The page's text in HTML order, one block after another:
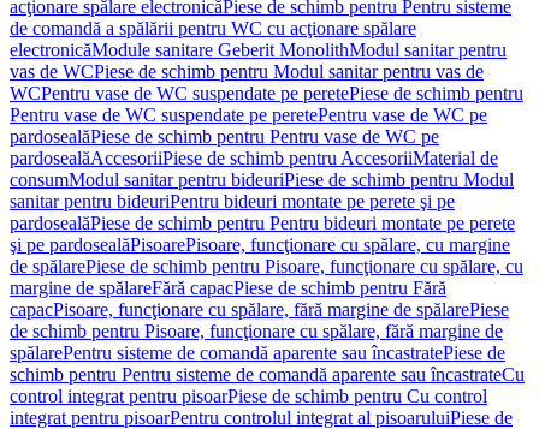
acţionare spălare electronicăPiese de schimb pentru Pentru sisteme
de comandă a spălării pentru WC cu acţionare spălare
electronicăModule sanitare Geberit MonolithModul sanitar pentru
vas de WCPiese de schimb pentru Modul sanitar pentru vas de
WCPentru vase de WC suspendate pe peretePiese de schimb pentru
Pentru vase de WC suspendate pe peretePentru vase de WC pe
pardosealăPiese de schimb pentru Pentru vase de WC pe
pardosealăAccesoriiPiese de schimb pentru AccesoriiMaterial de
consumModul sanitar pentru bideuriPiese de schimb pentru Modul
sanitar pentru bideuriPentru bideuri montate pe perete şi pe
pardosealăPiese de schimb pentru Pentru bideuri montate pe perete
şi pe pardosealăPisoarePisoare, funcţionare cu spălare, cu margine
de spălarePiese de schimb pentru Pisoare, funcţionare cu spălare, cu
margine de spălareFără capacPiese de schimb pentru Fără
capacPisoare, funcţionare cu spălare, fără margine de spălarePiese
de schimb pentru Pisoare, funcţionare cu spălare, fără margine de
spălarePentru sisteme de comandă aparente sau încastratePiese de
schimb pentru Pentru sisteme de comandă aparente sau încastrateCu
control integrat pentru pisoarPiese de schimb pentru Cu control
integrat pentru pisoarPentru controlul integrat al pisoaruluiPiese de